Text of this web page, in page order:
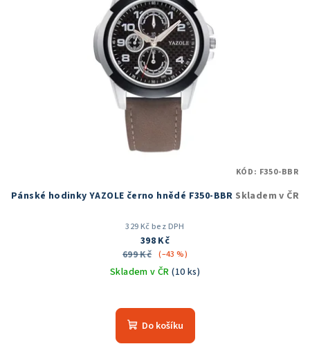
Pánské hodinky YAZOLE černo hnědé F350-BBR Skladem v ČR
329 Kč bez DPH
398 Kč
699 Kč (–43 %)
Skladem v ČR(10 ks)
Do košíku
KÓD: F350-BBR